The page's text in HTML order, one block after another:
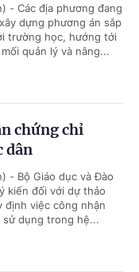
- Các địa phương đang
dựng phương án sắp
trường học, hướng tới
quản lý và nâng...
chứng chỉ
dân
- Bộ Giáo dục và Đào
kiến đối với dự thảo
định việc công nhận
sử dụng trong hệ...